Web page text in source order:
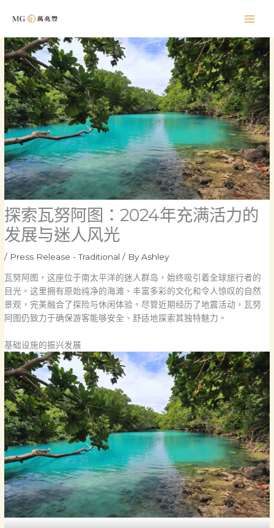
探索瓦努阿图：2024年充满活力的
发展与迷人风光
/ Press Release - Traditional / ByAshley
瓦努阿图，这座位于南太平洋的迷人群岛，始终吸引着全球旅行者的
目光。这里拥有原始纯净的海滩、丰富多彩的文化和令人惊叹的自然
景观，完美融合了探险与休闲体验。尽管近期经历了地震活动，瓦努
阿图仍致力于确保游客能够安全、舒适地探索其独特魅力。
基础设施的振兴发展